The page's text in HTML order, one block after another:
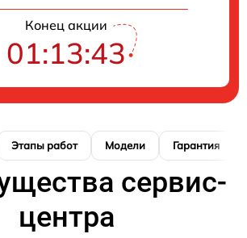
Конец акции
01:13:42
Этапы работ Модели Гарантия
сервис-
центра